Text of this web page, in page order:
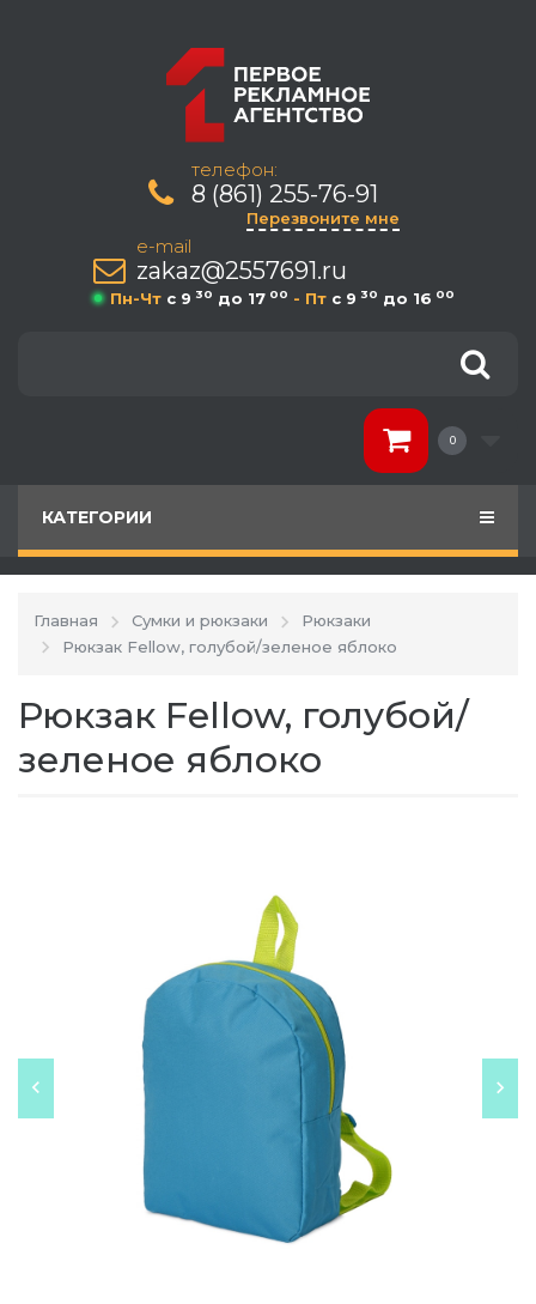
телефон:
8 (861) 255-76-91
Перезвоните мне
e-mail
zakaz@2557691.ru
Пн-Чт c 9 30 до 17 00 - Пт c 9 30 до 16 00
0
КАТЕГОРИИ
Главная Сумки и рюкзаки
Рюкзаки
Рюкзак Fellow, голубой/зеленое яблоко
Рюкзак Fellow, голубой/
зеленое яблоко